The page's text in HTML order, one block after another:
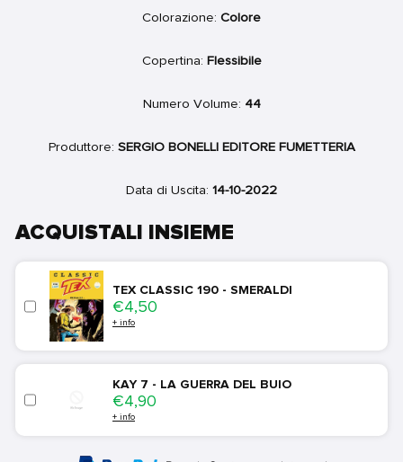
Colorazione: Colore
Copertina: Flessibile
Numero Volume: 44
Produttore: SERGIO BONELLI EDITORE FUMETTERIA
Data di Uscita: 14-10-2022
ACQUISTALI INSIEME
TEX CLASSIC 190 - SMERALDI
Price
€4,50
+ info
KAY 7 - LA GUERRA DEL BUIO
Price
€4,90
+ info